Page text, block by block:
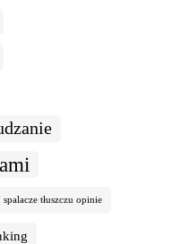
spalacze tłuszczu opinie